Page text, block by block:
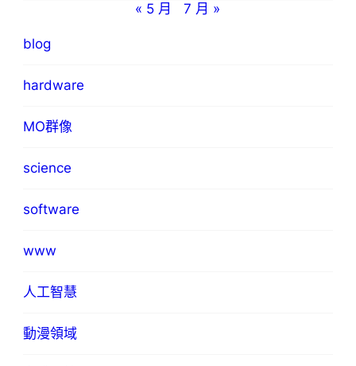
« 5 月
7 月 »
blog
hardware
MO群像
science
software
www
人工智慧
動漫領域